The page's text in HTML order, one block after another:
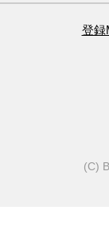
登録
(C)